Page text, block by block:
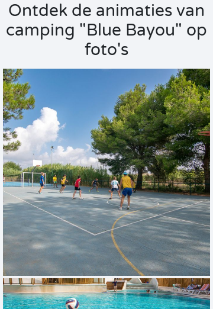
Ontdek de animaties van
camping "Blue Bayou" op
foto's